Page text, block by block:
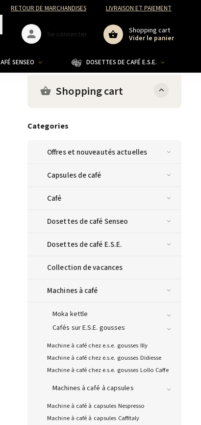
RETOUR DE MARCHANDISES LIVRAISON ET PAIEMENT
Shopping cart
Vider le panier
Se connecter
SENSEO DOSETTES DE CAFÉ E.S.E.
Shopping cart
Categories
Offres et nouveautés actuelles
Capsules de café
Café
Dosettes de café Senseo
Dosettes de café E.S.E.
Collection de vacances
Machines à café
Moka kettle
Cafés sur E.S.E. gousses
Machine à café chez e.s.e. gousses Illy
Machine à café chez e.s.e. gousses Didiesse
Machine à café chez e.s.e. gousses Lollo Caffe
Machines à café à capsules
Machine à café à capsules Nespresso
Machine à café à capsules Caffitaly